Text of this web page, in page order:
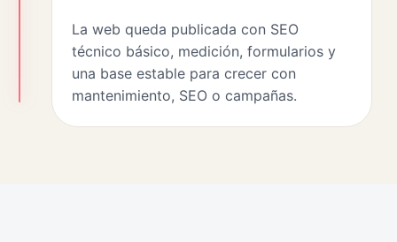
La web queda publicada con SEO
técnico básico, medición, formularios y
una base estable para crecer con
mantenimiento, SEO o campañas.